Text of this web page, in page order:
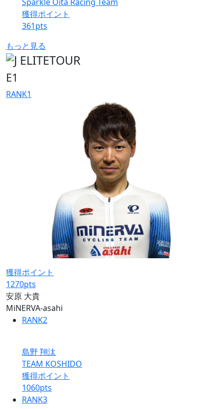
獲得ポイント
361pts
もっと見る
E1
RANK1
獲得ポイント
1270pts
安原 大貴
MiNERVA-asahi
RANK2
島野 翔汰
TEAM KOSHIDO
獲得ポイント
1060pts
RANK3